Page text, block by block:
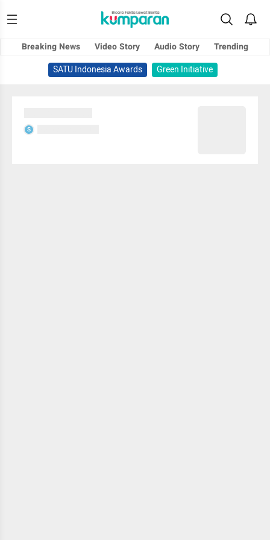
Breaking News Video Story Audio Story
Trending
SATU Indonesia Awards
Green Initiative
S